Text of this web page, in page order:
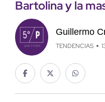
Bartolina y la
Guillermo
TENDENCIAS